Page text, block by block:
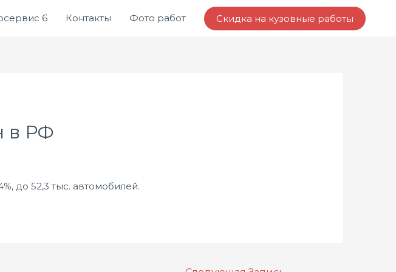
6 Контакты Фото работ Скидка на кузовные работы
в РФ
до 52,3 тыс. автомобилей.